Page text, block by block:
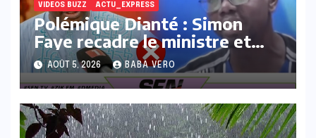
VIDEOS BUZZ ACTU_EXPRESS
Polémique Dianté : Simon
Faye recadre le ministre et
propose des solutions pour
éviter les dérives
AOÛT 5, 2026 BABA VERO